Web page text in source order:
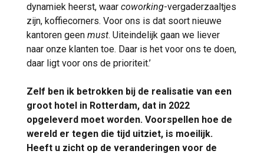
dynamiek heerst, waar coworking-vergaderzaaltjes
zijn, koffiecorners. Voor ons is dat soort nieuwe
kantoren geen must. Uiteindelijk gaan we liever
naar onze klanten toe. Daar is het voor ons te doen,
daar ligt voor ons de prioriteit.’
Zelf ben ik betrokken bij de realisatie van een
groot hotel in Rotterdam, dat in 2022
opgeleverd moet worden. Voorspellen hoe de
wereld er tegen die tijd uitziet, is moeilijk.
Heeft u zicht op de veranderingen voor de